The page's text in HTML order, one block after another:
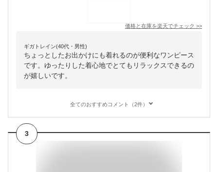
価格と在庫を楽天でチェック >>
ギガトレイン(40代・男性)
ちょっとしたお出かけにも着れるのが便利なワンピース
です。ゆったりした着心地でとてもリラックスできるの
が嬉しいです。
全てのおすすめコメント（2件）
3